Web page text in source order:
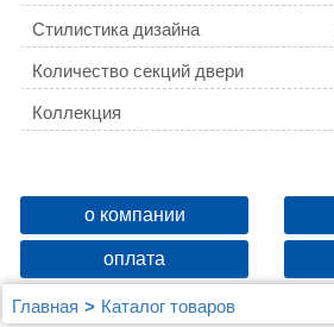
Стилистика дизайна
Количество секций двери
Коллекция
о компании
оплата
Главная
Каталог товаров